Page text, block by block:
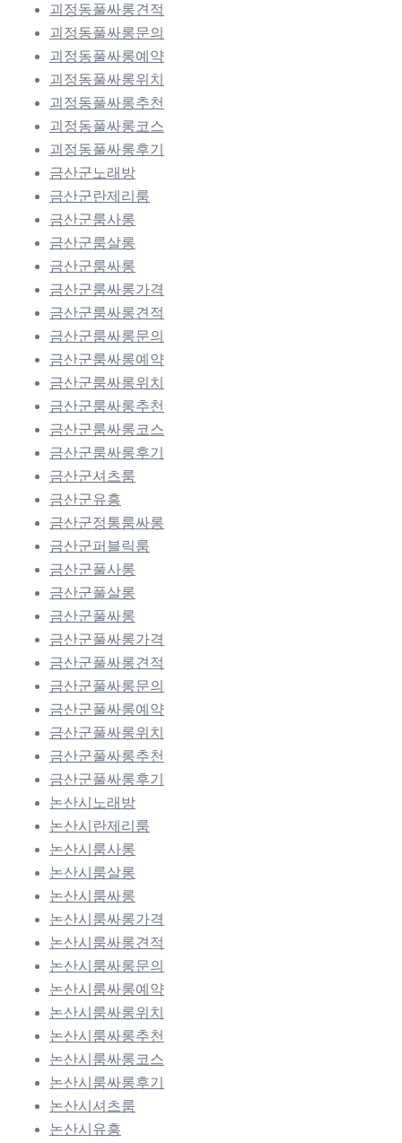
괴정동풀싸롱견적
괴정동풀싸롱문의
괴정동풀싸롱예약
괴정동풀싸롱위치
괴정동풀싸롱추천
괴정동풀싸롱코스
괴정동풀싸롱후기
금산군노래방
금산군란제리룸
금산군룸사롱
금산군룸살롱
금산군룸싸롱
금산군룸싸롱가격
금산군룸싸롱견적
금산군룸싸롱문의
금산군룸싸롱예약
금산군룸싸롱위치
금산군룸싸롱추천
금산군룸싸롱코스
금산군룸싸롱후기
금산군셔츠룸
금산군유흥
금산군정통룸싸롱
금산군퍼블릭룸
금산군풀사롱
금산군풀살롱
금산군풀싸롱
금산군풀싸롱가격
금산군풀싸롱견적
금산군풀싸롱문의
금산군풀싸롱예약
금산군풀싸롱위치
금산군풀싸롱추천
금산군풀싸롱후기
논산시노래방
논산시란제리룸
논산시룸사롱
논산시룸살롱
논산시룸싸롱
논산시룸싸롱가격
논산시룸싸롱견적
논산시룸싸롱문의
논산시룸싸롱예약
논산시룸싸롱위치
논산시룸싸롱추천
논산시룸싸롱코스
논산시룸싸롱후기
논산시셔츠룸
논산시유흥